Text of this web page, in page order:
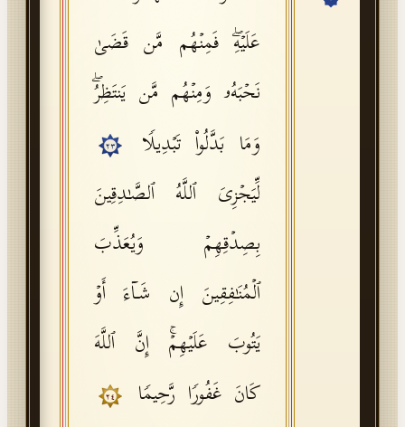
Tajweed Guide
Font Edition Tester
عَلَیۡهِۖ فَمِنۡهُم مَّن قَضَىٰ
نَحۡبَهُۥ وَمِنۡهُم مَّن یَنتَظِرُۖ
وَمَا بَدَّلُوا۟ تَبۡدِیلࣰا
٢٣
لِّیَجۡزِیَ ٱللَّهُ ٱلصَّـٰدِقِینَ
بِصِدۡقِهِمۡ وَیُعَذِّبَ
ٱلۡمُنَـٰفِقِینَ إِن شَاۤءَ أَوۡ
یَتُوبَ عَلَیۡهِمۡۚ إِنَّ ٱللَّهَ
كَانَ غَفُورࣰا رَّحِیمࣰا
٢٤